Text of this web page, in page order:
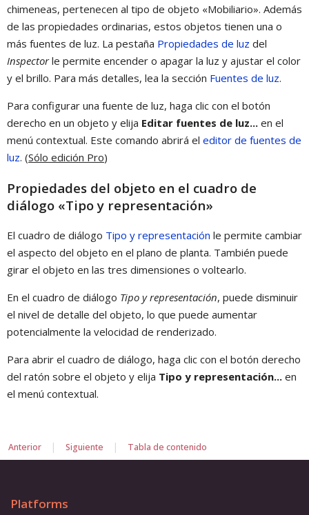
chimeneas, pertenecen al tipo de objeto «Mobiliario». Además
de las propiedades ordinarias, estos objetos tienen una o
más fuentes de luz. La pestaña Propiedades de luz del
Inspectorle permite encender o apagar la luz y ajustar el color
y el brillo. Para más detalles, lea la sección Fuentes de luz.
Para configurar una fuente de luz, haga clic con el botón
derecho en un objeto y elija Editar fuentes de luz... en el
menú contextual. Este comando abrirá el editor de fuentes de
luz. (Sólo edición Pro)
Propiedades del objeto en el cuadro de
diálogo «Tipo y representación»
El cuadro de diálogo Tipo y representación le permite cambiar
el aspecto del objeto en el plano de planta. También puede
girar el objeto en las tres dimensiones o voltearlo.
En el cuadro de diálogo Tipo y representación, puede disminuir
el nivel de detalle del objeto, lo que puede aumentar
potencialmente la velocidad de renderizado.
Para abrir el cuadro de diálogo, haga clic con el botón derecho
del ratón sobre el objeto y elija Tipo y representación... en
el menú contextual.
Anterior | Siguiente | Tabla de contenido
Platforms